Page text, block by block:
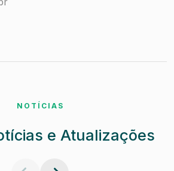
NOTÍCIAS
e Atualizações